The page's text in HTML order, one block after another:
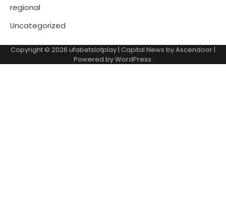
regional
Uncategorized
Copyright © 2026 ufabetslotplay| Capital News byAscendoor|
Powered byWordPress.